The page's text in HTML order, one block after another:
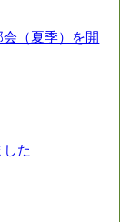
（夏季）を開
した